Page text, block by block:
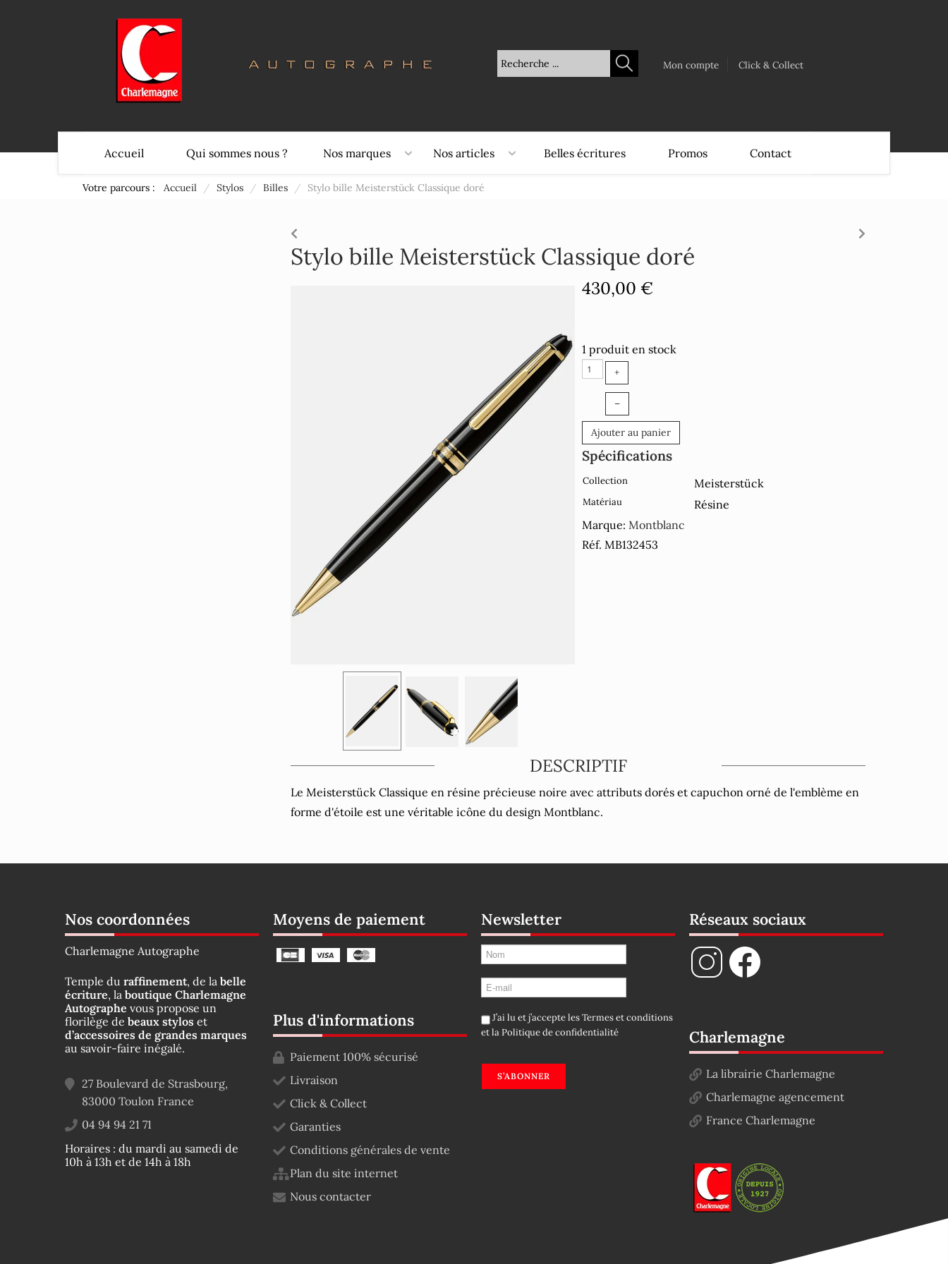
Mon compte Click & Collect
Accueil Qui sommes nous ? Nos marques Nos articles Belles écritures Promos Contact
Votre parcours : Accueil / Stylos / Billes / Stylo bille Meisterstück Classique doré
Stylo bille Meisterstück Classique doré
430,00 €
1 produit en stock
+
–
Ajouter au panier
Spécifications
Collection Meisterstück
Matériau
Résine
Marque: Montblanc
Réf. MB132453
DESCRIPTIF
Le Meisterstück Classique en résine précieuse noire avec attributs dorés et capuchon orné de l'emblème en
forme d'étoile est une véritable icône du design Montblanc.
Nos coordonnées
Charlemagne Autographe
Temple du raffinement, de la belle
écriture, la boutique Charlemagne
Autographe vous propose un
florilège de beaux stylos et
d’accessoires de grandes marques
au savoir-faire inégalé.
27 Boulevard de Strasbourg,
83000 Toulon France
04 94 94 21 71
Horaires : du mardi au samedi de
10h à 13h et de 14h à 18h
Moyens de paiement
Plus d'informations
Paiement 100% sécurisé
Livraison
Click & Collect
Garanties
Conditions générales de vente
Plan du site internet
Nous contacter
Newsletter
J’ai lu et j’accepte lesTermes et conditions
et laPolitique de confidentialité
S’ABONNER
Réseaux sociaux
Charlemagne
La librairie Charlemagne
Charlemagne agencement
France Charlemagne